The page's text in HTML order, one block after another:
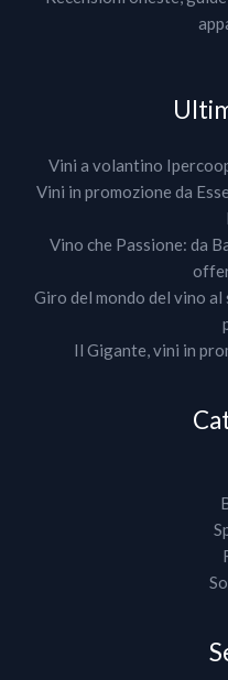
Vini a volantino
Vini in promozione da
Vino che Passione: da
Giro del mondo del vino
Il Gigante, vini in